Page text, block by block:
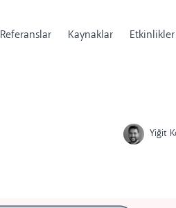
Referanslar Kaynaklar Etkinlikler
Yiğit